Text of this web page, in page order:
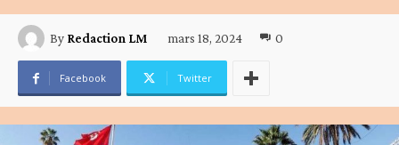
By Redaction LM mars 18, 2024 0
Facebook Twitter